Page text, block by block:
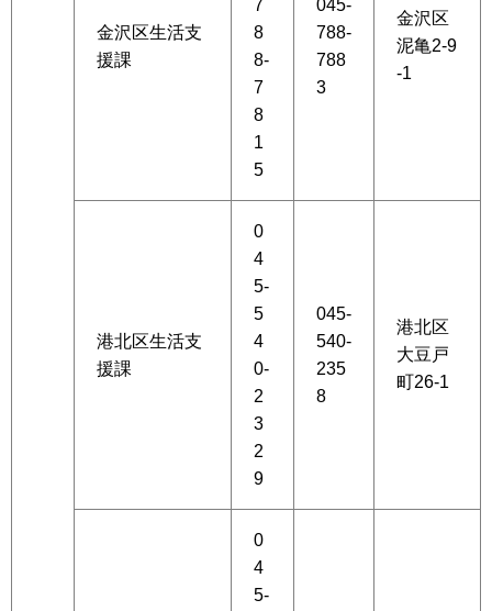
金沢区生活支
援課
7
8
8-
7
8
1
5
045-
788-
788
3
金沢区
泥亀2-9
-1
港北区生活支
援課
0
4
5-
5
4
0-
2
3
2
9
045-
540-
235
8
港北区
大豆戸
町26-1
0
4
5-